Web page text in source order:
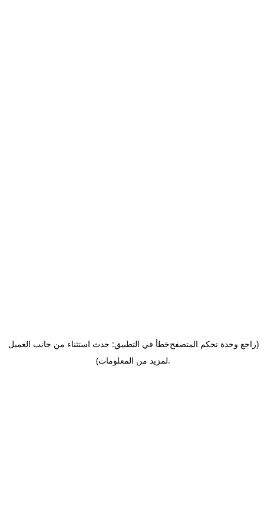
خطأ في التطبيق: حدث استثناء من جانب العميل(راجع وحدة تحكم المتصفح
لمزيد من المعلومات).